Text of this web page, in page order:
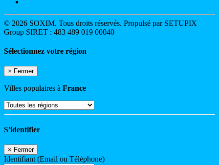
© 2026 SOXIM. Tous droits réservés. Propulsé par SETUPIX
Group SIRET : 483 489 019 00040
Sélectionnez votre région
× Fermer
Villes populaires à France
S'identifier
× Fermer
Identifiant (Email ou Téléphone)